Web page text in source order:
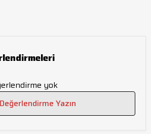
yok
Değerlendirme Yazın